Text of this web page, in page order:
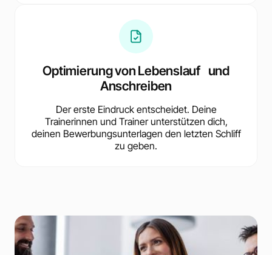
Optimierung von Lebenslauf und
Anschreiben
Der erste Eindruck entscheidet. Deine
Trainerinnen und Trainer unterstützen dich,
deinen Bewerbungsunterlagen den letzten Schliff
zu geben.